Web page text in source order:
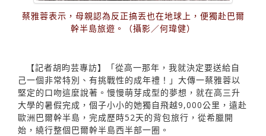
蔡雅蓉表示，母親認為反正搞丟也在地球上，便獨赴巴爾
幹半島旅遊。（攝影／何瑋健）
【記者胡昀芸專訪】「從高一那年，我就決定要送給自
己一個非常特別、有挑戰性的成年禮！」大傳一蔡雅蓉以
堅定的口吻這麼說著。慢慢萌芽成型的夢想，就在高三升
大學的暑假完成，個子小小的她獨自飛越9,000公里，遠赴
歐洲巴爾幹半島，完成歷時52天的背包旅行，從希臘開
始，繞行整個巴爾幹半島西半部一圈。